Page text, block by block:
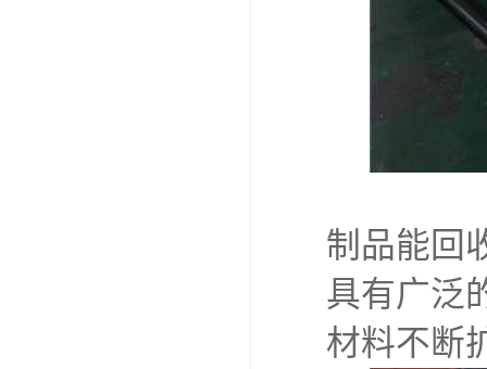
制品能回
具有广泛
材料不断